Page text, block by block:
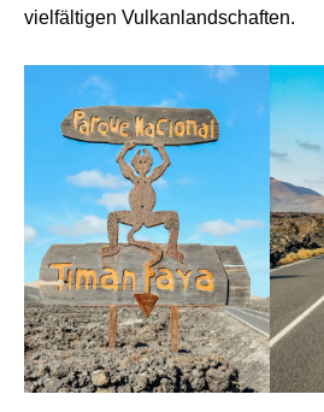
vielfältigen Vulkanlandschaften.